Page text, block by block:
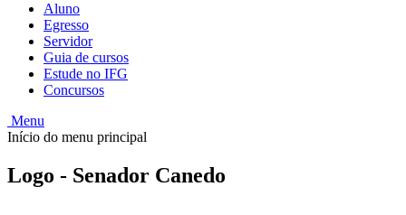
Aluno
Egresso
Servidor
Guia de cursos
Estude no IFG
Concursos
Menu
Início do menu principal
Logo - Senador Canedo